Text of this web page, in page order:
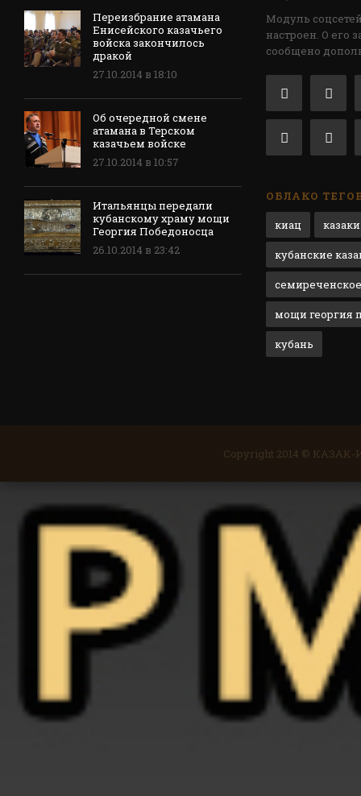
Переизбрание атамана
Енисейского казачьего
войска закончилось
дракой
27.10.2014 в 18:10
Об очередной смене
атамана в Терском
казачьем войске
27.10.2014 в 10:57
Итальянцы передали
кубанскому храму мощи
Георгия Победоносца
26.10.2014 в 23:42
Модуль
настроен. О его
сообщено
ОБЛАКО
киац
казаки
кубанские
мощи георгия
кубань
Copyright 2014 ©